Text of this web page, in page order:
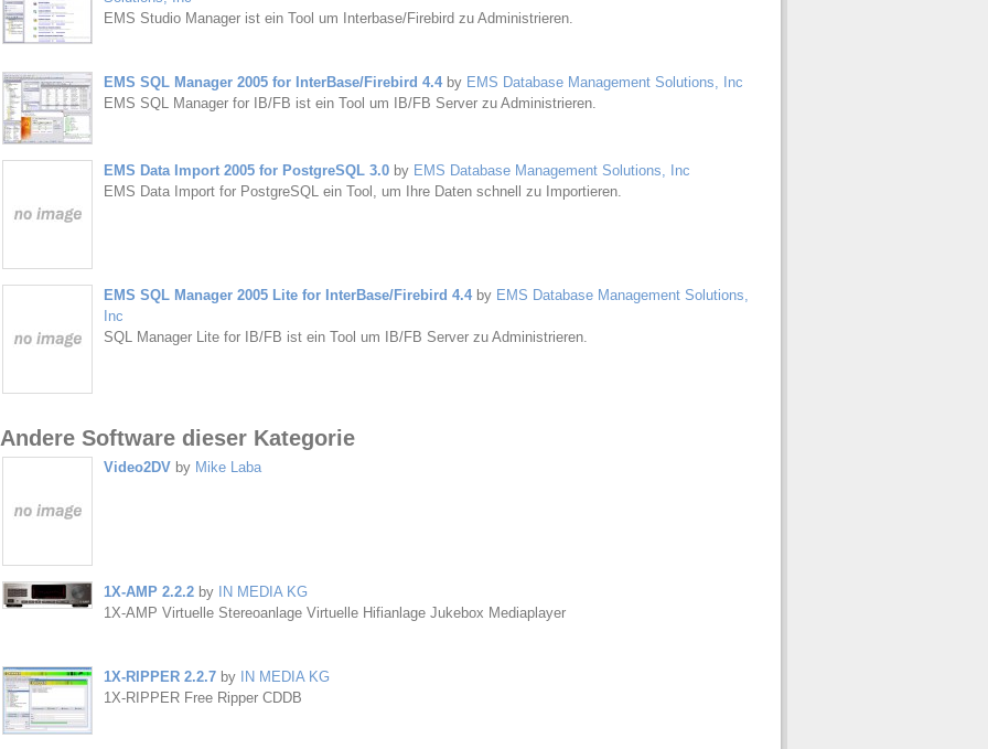
EMS Studio Manager ist ein Tool um Interbase/Firebird zu Administrieren.
EMS SQL Manager 2005 for InterBase/Firebird 4.4by EMS Database Management Solutions, Inc
EMS SQL Manager for IB/FB ist ein Tool um IB/FB Server zu Administrieren.
EMS Data Import 2005 for PostgreSQL 3.0by EMS Database Management Solutions, Inc
EMS Data Import for PostgreSQL ein Tool, um Ihre Daten schnell zu Importieren.
EMS SQL Manager 2005 Lite for InterBase/Firebird 4.4by EMS Database Management Solutions,
Inc
SQL Manager Lite for IB/FB ist ein Tool um IB/FB Server zu Administrieren.
Andere Software dieser Kategorie
Video2DV by Mike Laba
1X-AMP 2.2.2by
IN MEDIA KG
1X-AMP Virtuelle Stereoanlage Virtuelle Hifianlage Jukebox Mediaplayer
1X-RIPPER 2.2.7by
IN MEDIA KG
1X-RIPPER Free Ripper CDDB